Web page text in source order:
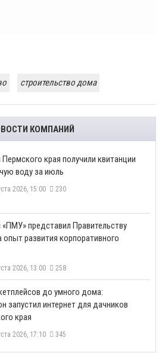
строительство дома
КОМПАНИЙ
края получили квитанции
воду за июль
2026, 15:00 230
представил Правительству
опыт развития корпоративного
2026, 13:00 258
до умного дома:
запустил интернет для дачников
края
2026, 17:10 345